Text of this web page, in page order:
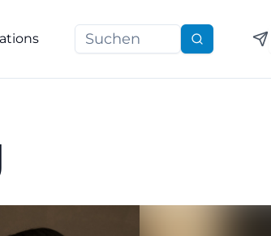
Suchen